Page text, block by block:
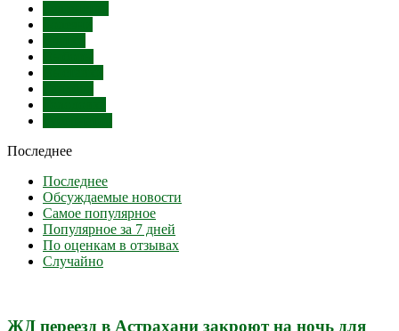
Последнее
Последнее
Обсуждаемые новости
Самое популярное
Популярное за 7 дней
По оценкам в отзывах
Случайно
ЖД переезд в Астрахани закроют на ночь для